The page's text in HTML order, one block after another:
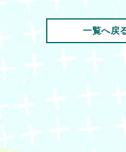
一覧へ戻